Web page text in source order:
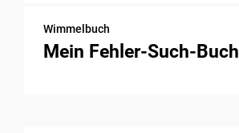
Wimmelbuch
Mein Fehler-Such-Buch